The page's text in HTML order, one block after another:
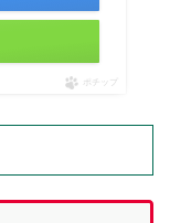
ポチップ